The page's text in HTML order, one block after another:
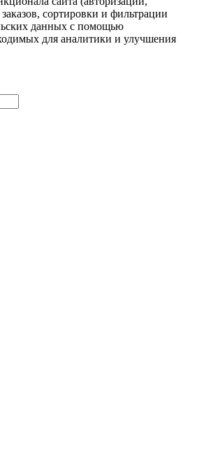
сортировки и фильтрации
данных с помощью
для аналитики и улучшения